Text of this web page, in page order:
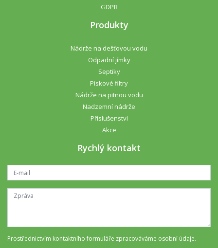
GDPR
Produkty
Nádrže na dešťovou vodu
Odpadní jímky
Septiky
Pískové filtry
Nádrže na pitnou vodu
Nadzemní nádrže
Příslušenství
Akce
Rychlý kontakt
Prostřednictvím kontaktního formuláře zpracováváme osobní údaje.